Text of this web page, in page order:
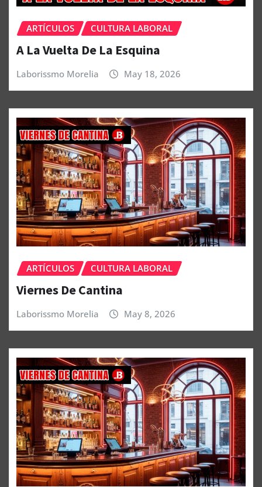
ARTÍCULOS CULTURA LABORAL
A La Vuelta De La Esquina
Laborissmo Morelia May 18, 2026
ARTÍCULOS CULTURA LABORAL
Viernes De Cantina
Laborissmo Morelia May 8, 2026